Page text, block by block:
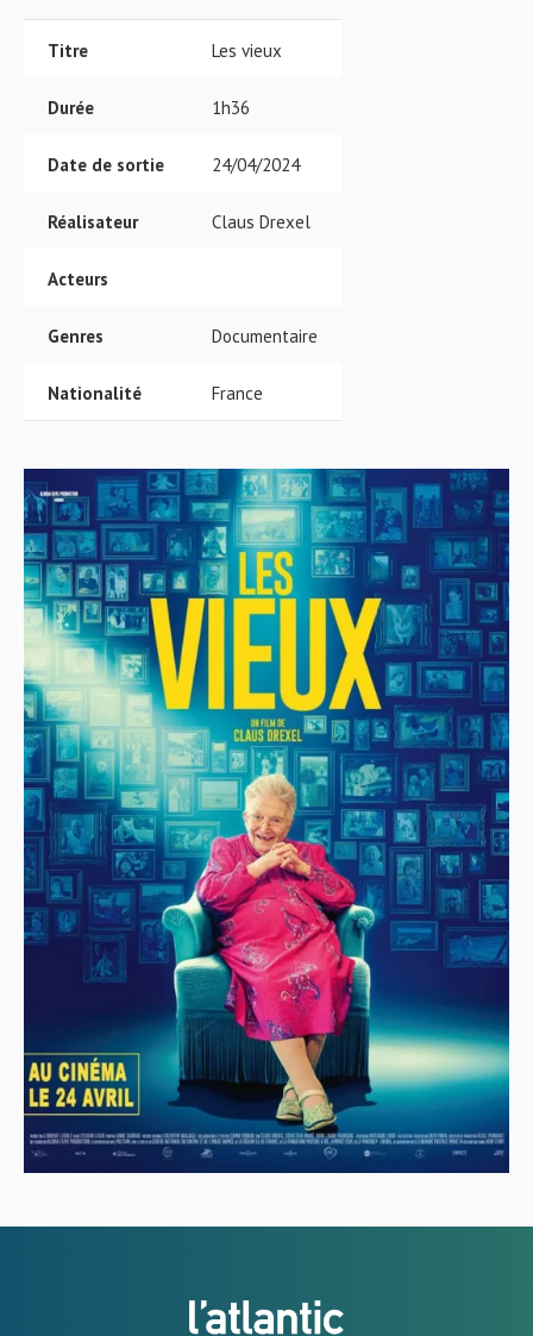
Titre Les vieux
Durée 1h36
Date de sortie 24/04/2024
Réalisateur Claus Drexel
Acteurs
Genres Documentaire
Nationalité France